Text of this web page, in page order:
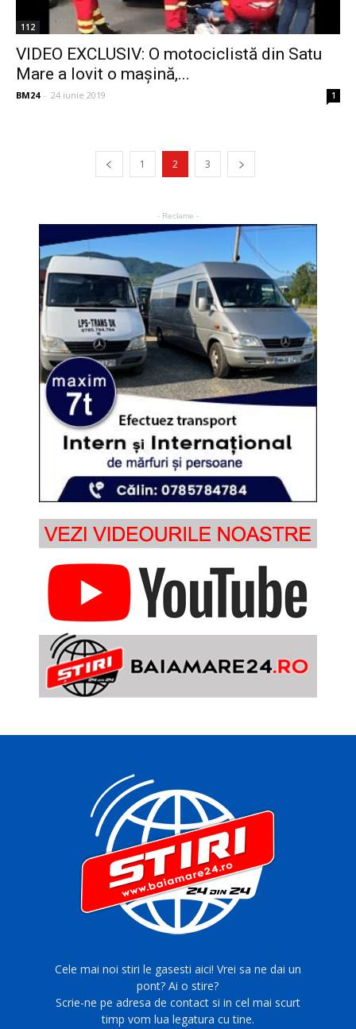
112
VIDEO EXCLUSIV: O motociclistă din Satu
Mare a lovit o mașină,...
BM24 - 24 iunie 2019 1
1 2 3
- Reclame -
Cele mai noi stiri le gasesti aici! Vrei sa ne dai un
pont? Ai o stire?
Scrie-ne pe adresa de contact si in cel mai scurt
timp vom lua legatura cu tine.